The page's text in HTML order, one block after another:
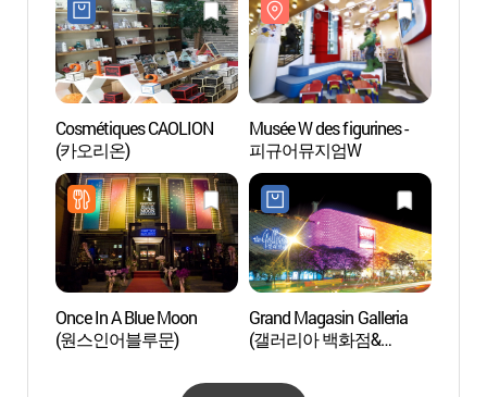
Cosmétiques CAOLION
(카오리온)
Musée W des figurines -
피규어뮤지엄W
Once In A Blue Moon
(원스인어블루문)
Grand Magasin Galleria
(갤러리아 백화점&